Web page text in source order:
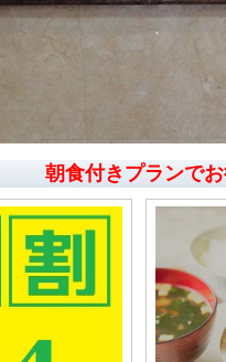
朝食付きプランで